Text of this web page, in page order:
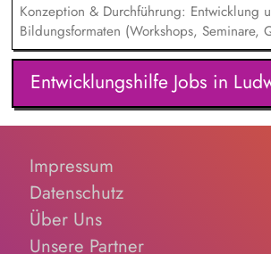
Konzeption & Durchführung: Entwicklung
Bildungsformaten (Workshops, Seminare,
von der Idee bis zur Auswertung.
Zusammenarbeit mit Trainer*innen,
Ausland, Mitarbeit in Fachgremien und
Fördermitteln. Qualitätsmanagement:
Standards in unserer Bildungsarbeit –
Organisation. Öffentlichkeitsarbeit:
Außenkommunikation und Ansprache
Entwicklungshilfe Jobs in
Impressum
Datenschutz
Über Uns
Unsere Partner